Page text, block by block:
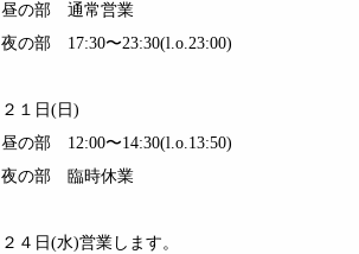
昼の部 通常営業
夜の部 17:30〜23:30(l.o.23:00)
２１日(日)
昼の部 12:00〜14:30(l.o.13:50)
夜の部 臨時休業
２４日(水)営業します。